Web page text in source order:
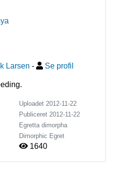
Larsen - Se profil
Uploadet 2012-11-22
Publiceret 2012-11-22
Egretta dimorpha
Dimorphic Egret
1640